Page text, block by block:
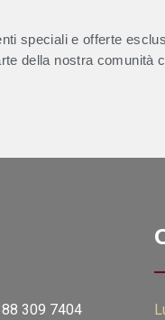
speciali e offerte
della nostra comunità
309 7404